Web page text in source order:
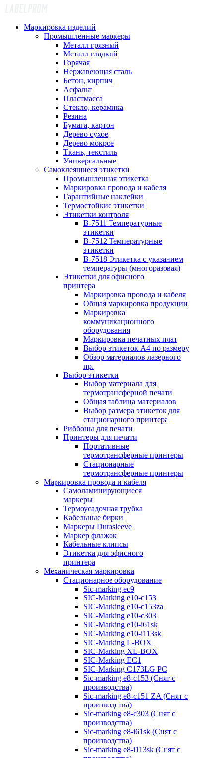
Маркировка изделий
Промышленные маркеры
Металл грязный
Металл гладкий
Горячая
Нержавеющая сталь
Бетон, кирпич
Асфальт
Пластмасса
Стекло, керамика
Резина
Бумага, картон
Дерево сухое
Дерево мокрое
Ткань, текстиль
Универсальные
Самоклеящиеся этикетки
Промышленная этикетка
Маркировка провода и кабеля
Гарантийные наклейки
Термостойкие этикетки
Этикетки контроля
B-7511 Температурные
этикетки
B-7512 Температурные
этикетки
B-7518 Этикетка с указанием
температуры (многоразовая)
Этикетки для офисного
принтера
Маркировка провода и кабеля
Общая маркировка продукции
Маркировка
коммуникационного
оборудования
Маркировка печатных плат
Выбор этикеток А4 по размеру
Обзор материалов лазерного
пр.
Выбор этикетки
Выбор материала для
термотрансферной печати
Общая таблица материалов
Выбор размера этикеток для
стационарного принтера
Риббоны для печати
Принтеры для печати
Портативные
термотрансферные принтеры
Стационарные
термотрансферные принтеры
Маркировка провода и кабеля
Самоламинирующиеся
маркеры
Термоусадочная трубка
Кабельные бирки
Маркеры Durasleeve
Маркер флажок
Кабельные клипсы
Этикетка для офисного
принтера
Механическая маркировка
Стационарное оборудование
Sic-marking ec9
SIC-Marking e10-c153
SIC-Marking e10-c153za
SIC-Marking e10-c303
SIC-Marking e10-i61sk
SIC-Marking e10-i113sk
SIC-Marking L-BOX
SIC-Marking XL-BOX
SIC-Marking EC1
SIC-Marking C173LG PC
Sic-marking e8-c153 (Снят с
производства)
Sic-marking e8-c151 ZA (Снят с
производства)
Sic-marking e8-c303 (Снят с
производства)
Sic-marking e8-i61sk (Снят с
производства)
Sic-marking e8-i113sk (Снят с